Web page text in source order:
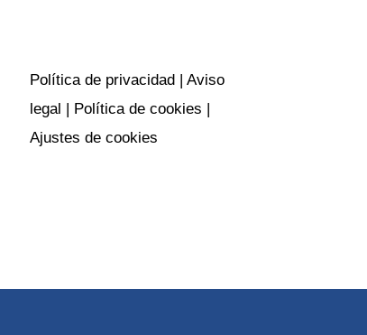
Política de privacidad
Aviso
legal
Política de cookies
Ajustes de cookies